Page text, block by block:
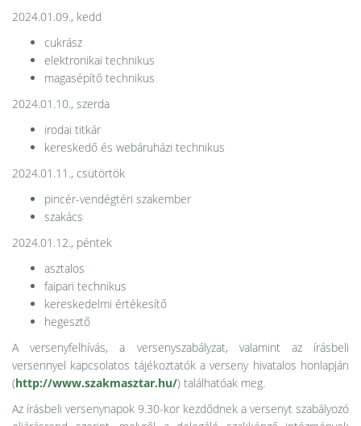
2024.01.09., kedd
cukrász
elektronikai technikus
magasépítő technikus
2024.01.10., szerda
irodai titkár
kereskedő és webáruházi technikus
2024.01.11., csütörtök
pincér-vendégtéri szakember
szakács
2024.01.12., péntek
asztalos
faipari technikus
kereskedelmi értékesítő
hegesztő
A versenyfelhívás, a versenyszabályzat, valamint az írásbeli
versennyel kapcsolatos tájékoztatók a verseny hivatalos honlapján
(http://www.szakmasztar.hu/) találhatóak meg.
Az írásbeli versenynapok 9.30-kor kezdődnek a versenyt szabályozó